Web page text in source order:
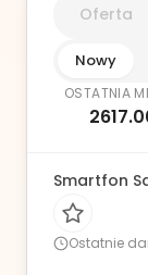
Oferta
Nowy
OSTATNIA
Smartfon
Ostatnie